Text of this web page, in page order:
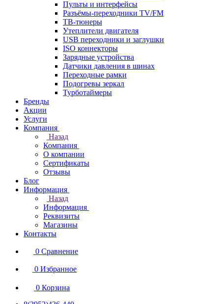
Пульты и интерфейсы
Разъёмы-переходники TV/FM
ТВ-тюнеры
Утеплители двигателя
USB переходники и заглушки
ISO коннекторы
Зарядные устройства
Датчики давления в шинах
Переходные рамки
Подогревы зеркал
Турботаймеры
Бренды
Акции
Услуги
Компания
Назад
Компания
О компании
Сертификаты
Отзывы
Блог
Информация
Назад
Информация
Реквизиты
Магазины
Контакты
0 Сравнение
0 Избранное
0 Корзина